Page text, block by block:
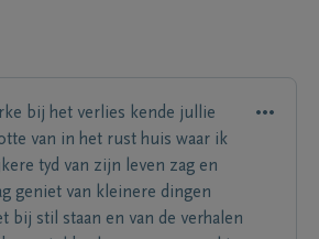
bij het verlies kende jullie
van in het rust huis waar ik
tyd van zijn leven zag en
geniet van kleinere dingen
bij stil staan en van de verhalen